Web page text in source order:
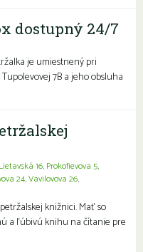
dostupný 24/7
je umiestnený pri
7B a jeho obsluha
Lietavská 16, Prokofievova 5,
24,Vavilovova 26,
knižnici. Mať so
a ľúbivú knihu na čítanie pre